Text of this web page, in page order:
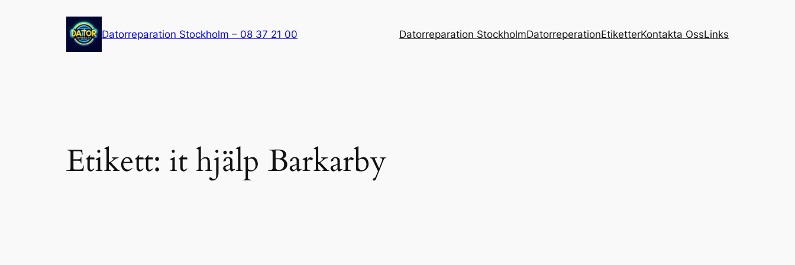
Datorreparation Stockholm – 08 37 21 00 Datorreparation StockholmDatorreperationEtiketterKontakta OssLinks
Etikett: it hjälp Barkarby